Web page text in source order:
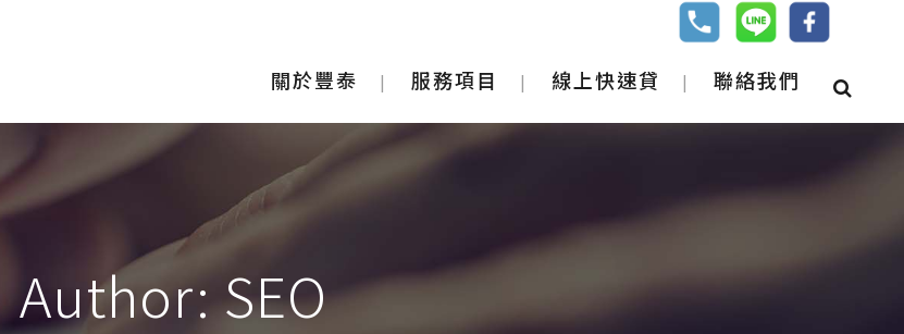
關於豐泰 服務項目 線上快速貸 聯絡我們
Author: SEO